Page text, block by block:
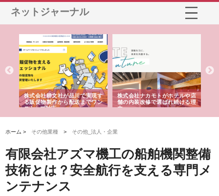
ネットジャーナル
株式会社耕文社が品川で実現す
る販促物製作から配送までワン
ストップ対応
株式会社ナカモトがホテルや店
舗の内装改修で選ばれ続ける理
由
ホーム > その他業種 > その他_法人・企業
有限会社アズマ機工の船舶機関整備
技術とは？安全航行を支える専門メ
ンテナンス